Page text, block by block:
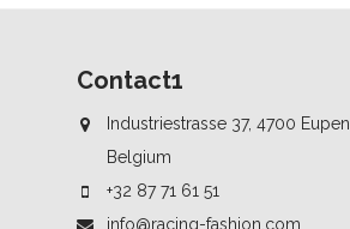
Contact1
Industriestrasse 37, 4700 Eupen,
Belgium
+32 87 71 61 51
info@racing-fashion.com